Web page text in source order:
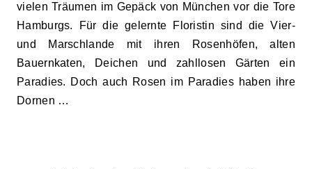
vielen Träumen im Gepäck von München vor die Tore
Hamburgs. Für die gelernte Floristin sind die Vier-
und Marschlande mit ihren Rosenhöfen, alten
Bauernkaten, Deichen und zahllosen Gärten ein
Paradies. Doch auch Rosen im Paradies haben ihre
Dornen …